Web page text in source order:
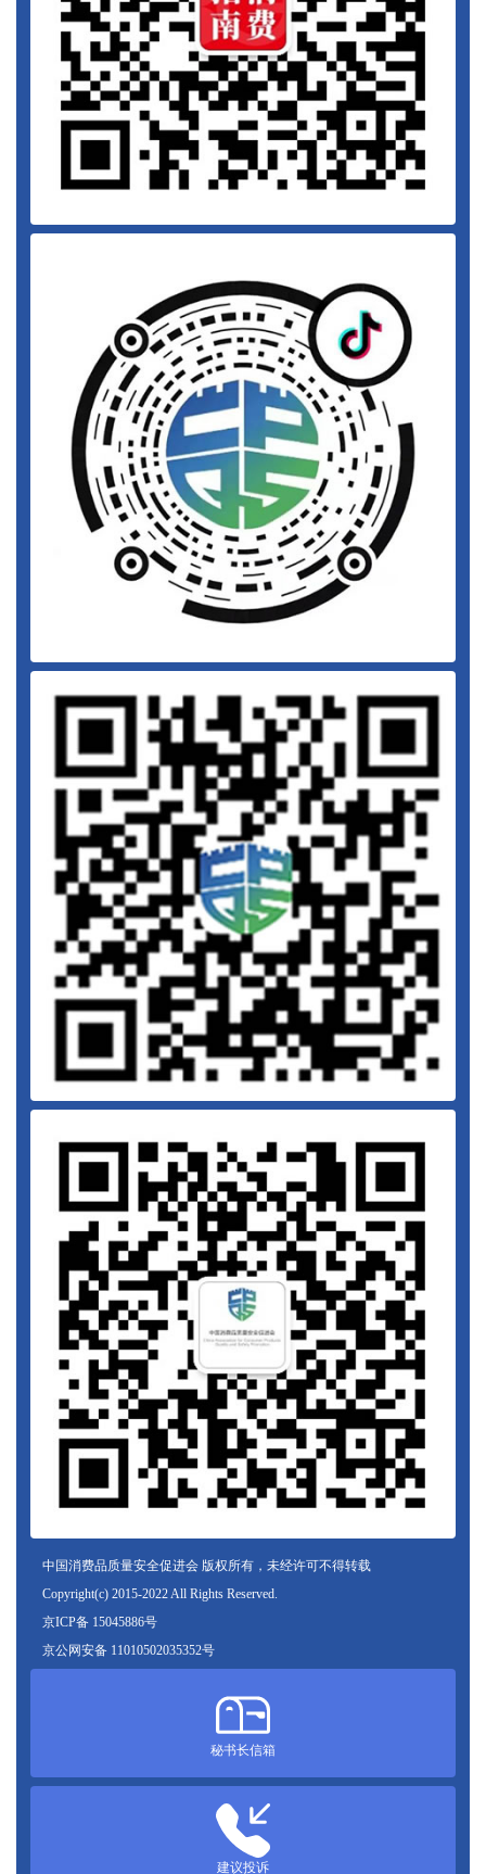
中国消费品质量安全促进会 版权所有，未经许可不得转载
Copyright(c) 2015-2022 All Rights Reserved.
京ICP备 15045886号
京公网安备 11010502035352号
秘书长信箱
建议投诉